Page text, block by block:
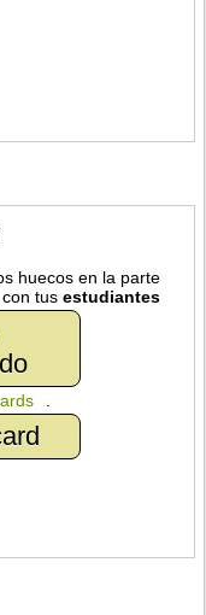
huecos en la parte
con tusestudiantes